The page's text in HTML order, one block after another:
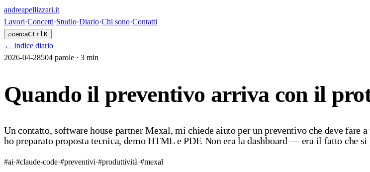
andreapellizzari.it
Lavori·Concetti·Studio·Diario·Chi sono·Contatti
⌕cercaCtrlK
← Indice diario
2026-04-28504 parole · 3 min
Quando il preventivo arriva con il
Un contatto, software house partner Mexal, mi chiede aiuto per un preventivo che deve fare
ho preparato proposta tecnica, demo HTML e PDF. Non era la dashboard — era il fatto che si
#ai·#claude-code·#preventivi·#produttività·#mexal